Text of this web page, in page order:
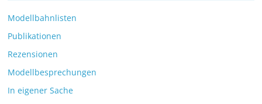
Modellbahnlisten
Publikationen
Rezensionen
Modellbesprechungen
In eigener Sache